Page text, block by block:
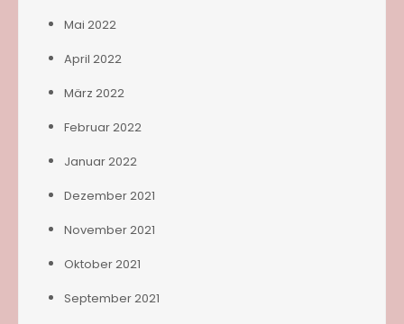
Mai 2022
April 2022
März 2022
Februar 2022
Januar 2022
Dezember 2021
November 2021
Oktober 2021
September 2021